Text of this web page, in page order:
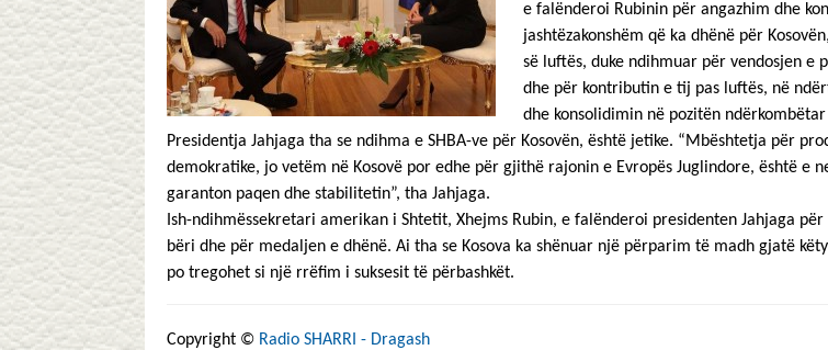
e falënderoi Rubinin për angazhim dhe
jashtëzakonshëm që ka dhënë për
së luftës, duke ndihmuar për vendosjen e
dhe për kontributin e tij pas luftës, në
dhe konsolidimin në pozitën ndërkombëtar
Presidentja Jahjaga tha se ndihma e SHBA-ve për Kosovën, është jetike. “Mbështetja për
demokratike, jo vetëm në Kosovë por edhe për gjithë rajonin e Evropës Juglindore, është e
garanton paqen dhe stabilitetin”, tha Jahjaga.
Ish-ndihmëssekretari amerikan i Shtetit, Xhejms Rubin, e falënderoi presidenten Jahjaga
bëri dhe për medaljen e dhënë. Ai tha se Kosova ka shënuar një përparim të madh gjatë
po tregohet si një rrëfim i suksesit të përbashkët.
Copyright © Radio SHARRI - Dragash